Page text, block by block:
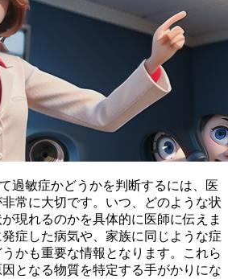
過敏症かどうかを判断するには、医
常に大切です。いつ、どのような状
現れるのかを具体的に医師に伝えま
症した病気や、家族に同じような症
かも重要な情報となります。これら
となる物質を特定する手がかりにな